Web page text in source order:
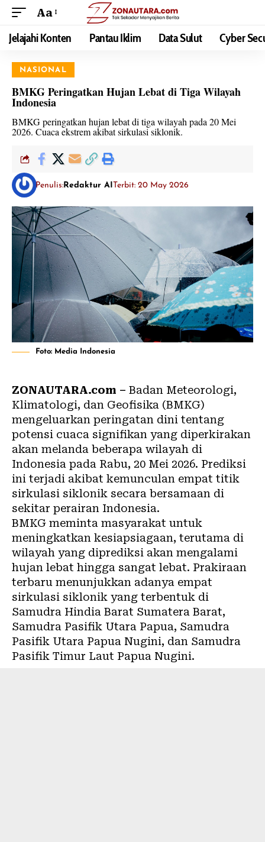
Aa
Jelajahi Konten Pantau Iklim Data Sulut Cyber
NASIONAL
BMKG Peringatkan Hujan Lebat di Tiga Wilayah
Indonesia
BMKG peringatkan hujan lebat di tiga wilayah pada 20 Mei
2026. Cuaca ekstrem akibat sirkulasi siklonik.
Penulis: Redaktur AITerbit: 20 May 2026
Foto: Media Indonesia
ZONAUTARA.com – Badan Meteorologi,
Klimatologi, dan Geofisika (BMKG)
mengeluarkan peringatan dini tentang
potensi cuaca signifikan yang diperkirakan
akan melanda beberapa wilayah di
Indonesia pada Rabu, 20 Mei 2026. Prediksi
ini terjadi akibat kemunculan empat titik
sirkulasi siklonik secara bersamaan di
sekitar perairan Indonesia.
BMKG meminta masyarakat untuk
meningkatkan kesiapsiagaan, terutama di
wilayah yang diprediksi akan mengalami
hujan lebat hingga sangat lebat. Prakiraan
terbaru menunjukkan adanya empat
sirkulasi siklonik yang terbentuk di
Samudra Hindia Barat Sumatera Barat,
Samudra Pasifik Utara Papua, Samudra
Pasifik Utara Papua Nugini, dan Samudra
Pasifik Timur Laut Papua Nugini.